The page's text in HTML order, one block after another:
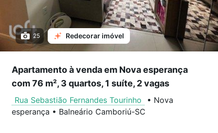
25 Redecorar imóvel
Apartamento à venda em Nova esperança
com 76 m², 3 quartos, 1 suíte, 2 vagas
Rua Sebastião Fernandes Tourinho • Nova
esperança • Balneário Camboriú-SC